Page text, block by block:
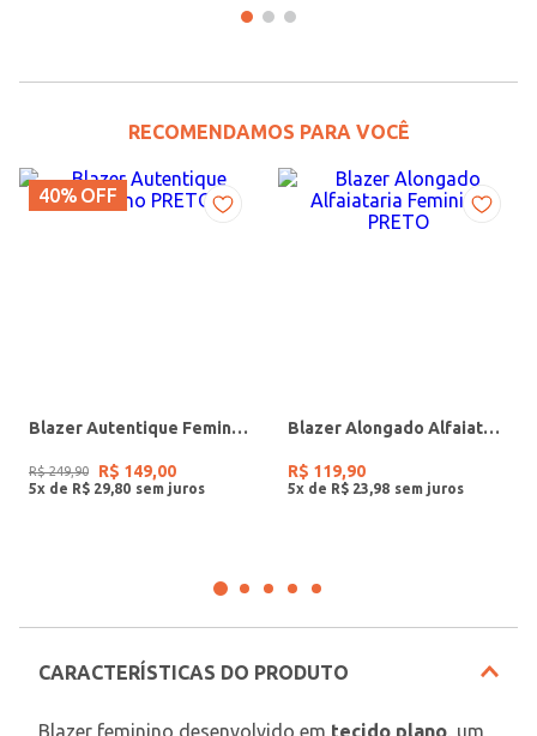
RECOMENDAMOS PARA VOCÊ
40% OFF
Blazer Autentique Feminino PRETO
R$ 249,90 R$ 149,00
5x de R$ 29 80
Blazer Alongado Alfaiataria Feminino PRETO
R$ 119,90
5x de R$ 23 98
CARACTERÍSTICAS DO PRODUTO
Blazer feminino desenvolvido em tecido plano , um